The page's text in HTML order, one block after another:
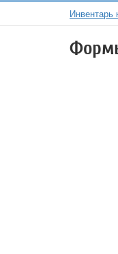
Инвентарь